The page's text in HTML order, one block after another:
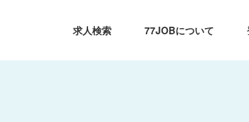
求人検索 77JOBについて